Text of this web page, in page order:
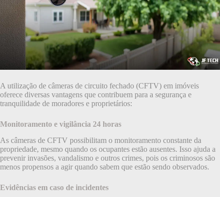
A utilização de câmeras de circuito fechado (CFTV) em imóveis
oferece diversas vantagens que contribuem para a segurança e
tranquilidade de moradores e proprietários:
Monitoramento e vigilância 24 horas
As câmeras de CFTV possibilitam o monitoramento constante da
propriedade, mesmo quando os ocupantes estão ausentes. Isso ajuda a
prevenir invasões, vandalismo e outros crimes, pois os criminosos são
menos propensos a agir quando sabem que estão sendo observados.
Evidências em caso de incidentes